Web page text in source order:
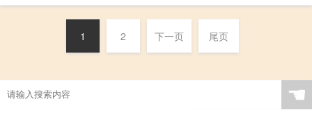
1 2 下一页 尾页
☚